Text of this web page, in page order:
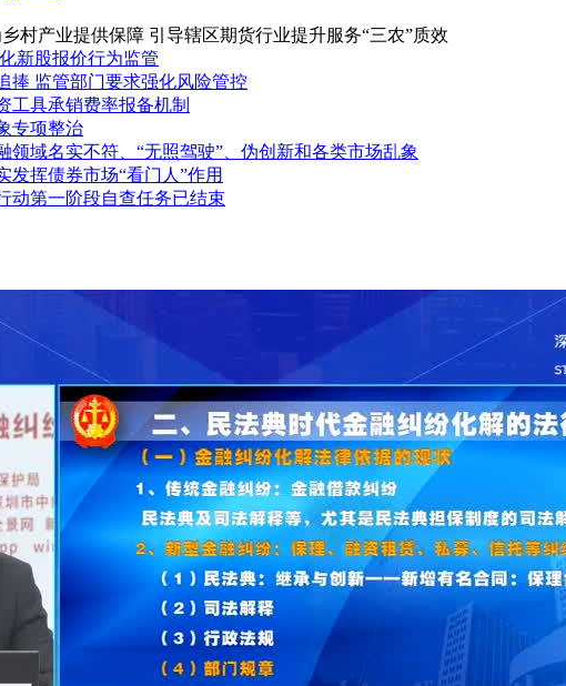
村产业提供保障 引导辖区期货行业提升服务“三农”质效
新股报价行为监管
捧 监管部门要求强化风险管控
工具承销费率报备机制
专项整治
领域名实不符、“无照驾驶”、伪创新和各类市场乱象
发挥债券市场“看门人”作用
动第一阶段自查任务已结束